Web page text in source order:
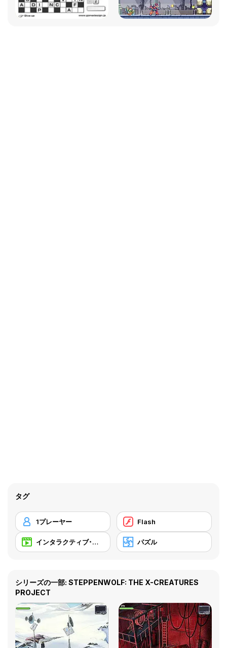
タグ
1プレーヤー Flash
インタラクティブ･フィクション パズル
シリーズの一部: STEPPENWOLF: THE X-CREATURES
PROJECT